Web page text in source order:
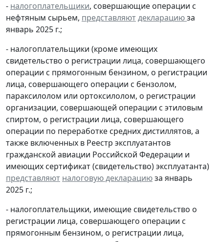
- налогоплательщики, совершающие операции с
нефтяным сырьем, представляютдекларациюза
январь 2025 г.;
- налогоплательщики (кроме имеющих
свидетельство о регистрации лица, совершающего
операции с прямогонным бензином, о регистрации
лица, совершающего операции с бензолом,
параксилолом или ортоксилолом, о регистрации
организации, совершающей операции с этиловым
спиртом, о регистрации лица, совершающего
операции по переработке средних дистиллятов, а
также включенных в Реестр эксплуатантов
гражданской авиации Российской Федерации и
имеющих сертификат (свидетельство) эксплуатанта)
представляют налоговую декларациюза январь
2025 г.;
- налогоплательщики, имеющие свидетельство о
регистрации лица, совершающего операции с
прямогонным бензином, о регистрации лица,